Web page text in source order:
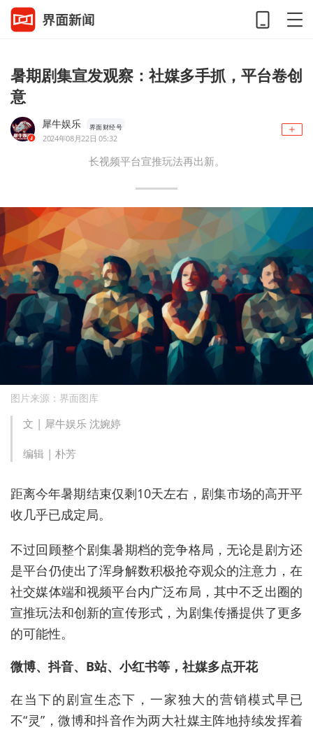
暑期剧集宣发观察：社媒多手抓，平台卷创
意
犀牛娱乐 界面财经号
2024年08月22日 05:32
长视频平台宣推玩法再出新。
图片来源：界面图库
文 | 犀牛娱乐 沈婉婷
编辑 | 朴芳
距离今年暑期结束仅剩10天左右，剧集市场的高开平
收几乎已成定局。
不过回顾整个剧集暑期档的竞争格局，无论是剧方还
是平台仍使出了浑身解数积极抢夺观众的注意力，在
社交媒体端和视频平台内广泛布局，其中不乏出圈的
宣推玩法和创新的宣传形式，为剧集传播提供了更多
的可能性。
微博、抖音、B站、小红书等，社媒多点开花
在当下的剧宣生态下，一家独大的营销模式早已
不“灵”，微博和抖音作为两大社媒主阵地持续发挥着